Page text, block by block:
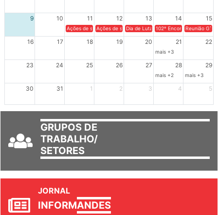
9 10 11 12 13 14 15
Ações de solidariedade a Cuba no Rio Grande do Sul - 100
Ações de solidariedade a Cuba no Rio Grande do
Dia de Luta em Defesa de Cuba e da
102º Encontro da
Reunião
16 17 18 19 20 21 22
mais +3
23 24 25 26 27 28 29
mais +2 mais +3
30 31 1 2 3 4 5
GRUPOS DE
TRABALHO/
SETORES
JORNAL
INFORMANDES